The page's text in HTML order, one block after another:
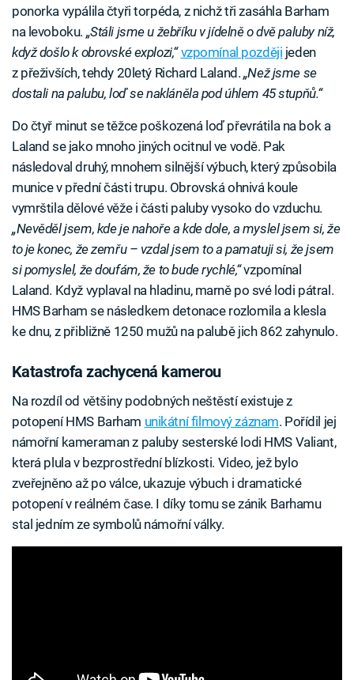
ponorka vypálila čtyři torpéda, z nichž tři zasáhla Barham
na levoboku. „Stáli jsme u žebříku v jídelně o dvě paluby níž,
když došlo k obrovské explozi,“ vzpomínal později jeden
z přeživších, tehdy 20letý Richard Laland. „Než jsme se
dostali na palubu, loď se nakláněla pod úhlem 45 stupňů.“
Do čtyř minut se těžce poškozená loď převrátila na bok a
Laland se jako mnoho jiných ocitnul ve vodě. Pak
následoval druhý, mnohem silnější výbuch, který způsobila
munice v přední části trupu. Obrovská ohnivá koule
vymrštila dělové věže i části paluby vysoko do vzduchu.
„Nevěděl jsem, kde je nahoře a kde dole, a myslel jsem si, že
to je konec, že ​​zemřu – vzdal jsem to a pamatuji si, že jsem
si pomyslel, že doufám, že to bude rychlé,“vzpomínal
Laland. Když vyplaval na hladinu, marně po své lodi pátral.
HMS Barham se následkem detonace rozlomila a klesla
ke dnu, z přibližně 1250 mužů na palubě jich 862 zahynulo.
Katastrofa zachycená kamerou
Na rozdíl od většiny podobných neštěstí existuje z
potopení HMS Barham unikátní filmový záznam. Pořídil jej
námořní kameraman z paluby sesterské lodi HMS Valiant,
která plula v bezprostřední blízkosti. Video, jež bylo
zveřejněno až po válce, ukazuje výbuch i dramatické
potopení v reálném čase. I díky tomu se zánik Barhamu
stal jedním ze symbolů námořní války.